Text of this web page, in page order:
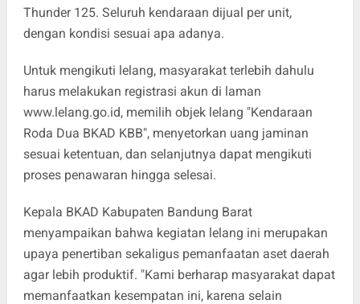
Thunder 125. Seluruh kendaraan dijual per unit,
dengan kondisi sesuai apa adanya.
Untuk mengikuti lelang, masyarakat terlebih dahulu
harus melakukan registrasi akun di laman
www.lelang.go.id, memilih objek lelang "Kendaraan
Roda Dua BKAD KBB", menyetorkan uang jaminan
sesuai ketentuan, dan selanjutnya dapat mengikuti
proses penawaran hingga selesai.
Kepala BKAD Kabupaten Bandung Barat
menyampaikan bahwa kegiatan lelang ini merupakan
upaya penertiban sekaligus pemanfaatan aset daerah
agar lebih produktif. "Kami berharap masyarakat dapat
memanfaatkan kesempatan ini, karena selain